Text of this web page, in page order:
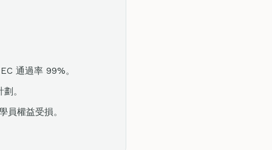
通過率 99%。
。
權益受損。